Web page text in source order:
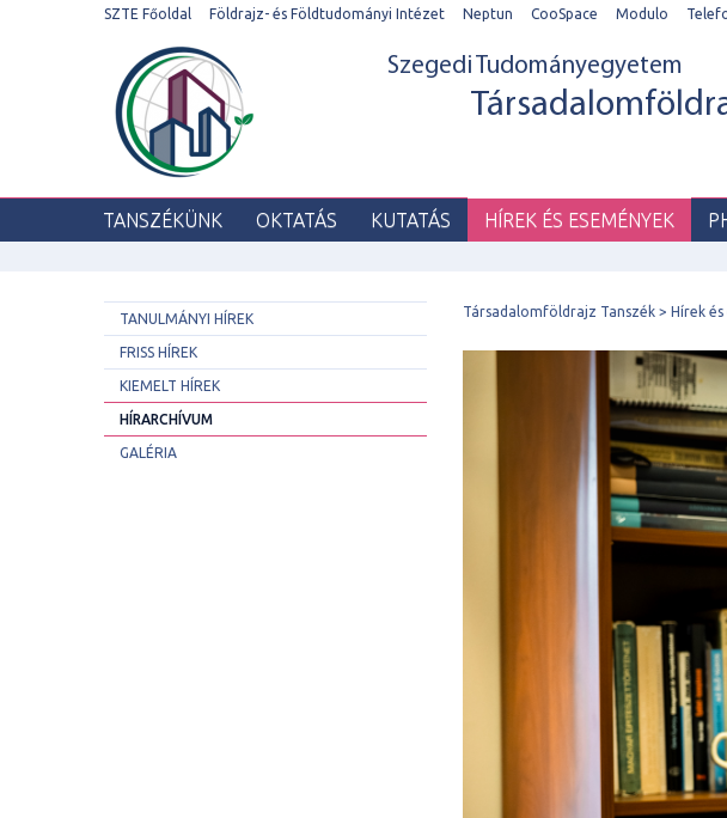
SZTE Főoldal Földrajz- és Földtudományi Intézet Neptun CooSpace Modulo
Szegedi Tudományegyetem
TANSZÉKÜNK OKTATÁS KUTATÁS HÍREK ÉS ESEMÉNYEK
TANULMÁNYI HÍREK
FRISS HÍREK
KIEMELT HÍREK
HÍRARCHÍVUM
GALÉRIA
Társadalomföldrajz Tanszék Hírek